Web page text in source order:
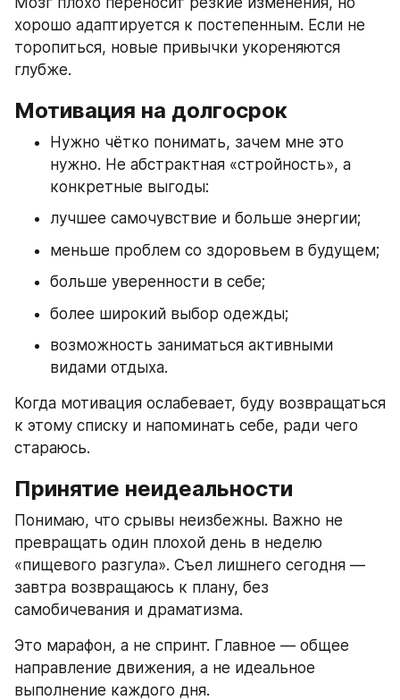
хорошо адаптируется к постепенным. Если не
торопиться, новые привычки укореняются
глубже.
Мотивация на долгосрок
Нужно чётко понимать, зачем мне это
нужно. Не абстрактная «стройность», а
конкретные выгоды:
лучшее самочувствие и больше энергии;
меньше проблем со здоровьем в будущем;
больше уверенности в себе;
более широкий выбор одежды;
возможность заниматься активными
видами отдыха.
Когда мотивация ослабевает, буду возвращаться
к этому списку и напоминать себе, ради чего
стараюсь.
Принятие неидеальности
Понимаю, что срывы неизбежны. Важно не
превращать один плохой день в неделю
«пищевого разгула». Съел лишнего сегодня —
завтра возвращаюсь к плану, без
самобичевания и драматизма.
Это марафон, а не спринт. Главное — общее
направление движения, а не идеальное
выполнение каждого дня.